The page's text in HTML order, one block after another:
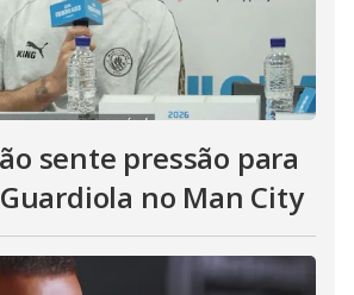
sente pressão para
no Man City